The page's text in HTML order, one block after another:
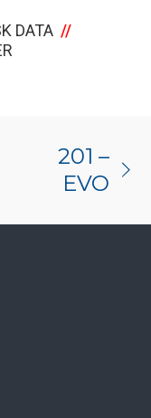
DATA //
201 –
EVO